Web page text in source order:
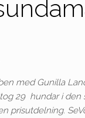
med Gunilla
29 hundar i den
prisutdelning.